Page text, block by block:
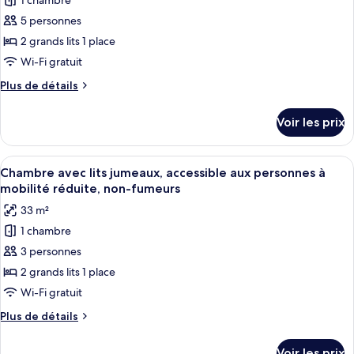
fumeurs
avec
lits
jumeaux,
non-
fumeurs
pour
ce
type
chambre :
avec
lits
jumeaux,
non-
fumeurs
5 personnes
2 grands lits 1 place
Wi-Fi gratuit
Plus de détails
Plus
le
type
de
chambre
Deluxe
avec
lits
jumeaux,
non-
Voir les prix
Afficher
toutes
les
photos
pour
ce
type
de
chambre :
Chambre
Une chambre d’hôtel avec deux lits,
4
Chambre avec lits jumeaux, accessible aux personnes à
mobilité réduite, non-fumeurs
33 m²
1 chambre
3 personnes
2 grands lits 1 place
Wi-Fi gratuit
Plus de détails
Plus